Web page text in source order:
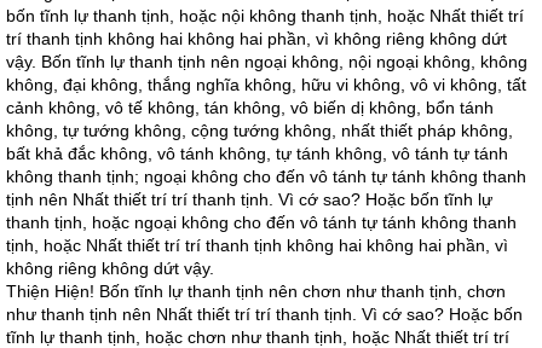
bốn tĩnh lự thanh tịnh, hoặc nội không thanh tịnh, hoặc Nhất thiết trí
trí thanh tịnh không hai không hai phần, vì không riêng không dứt
vậy. Bốn tĩnh lự thanh tịnh nên ngoại không, nội ngoại không, không
không, đại không, thắng nghĩa không, hữu vi không, vô vi không, tất
cảnh không, vô tế không, tán không, vô biến dị không, bổn tánh
không, tự tướng không, cộng tướng không, nhất thiết pháp không,
bất khả đắc không, vô tánh không, tự tánh không, vô tánh tự tánh
không thanh tịnh; ngoại không cho đến vô tánh tự tánh không thanh
tịnh nên Nhất thiết trí trí thanh tịnh. Vì cớ sao? Hoặc bốn tĩnh lự
thanh tịnh, hoặc ngoại không cho đến vô tánh tự tánh không thanh
tịnh, hoặc Nhất thiết trí trí thanh tịnh không hai không hai phần, vì
không riêng không dứt vậy.
Thiện Hiện! Bốn tĩnh lự thanh tịnh nên chơn như thanh tịnh, chơn
như thanh tịnh nên Nhất thiết trí trí thanh tịnh. Vì cớ sao? Hoặc bốn
tĩnh lự thanh tịnh, hoặc chơn như thanh tịnh, hoặc Nhất thiết trí trí